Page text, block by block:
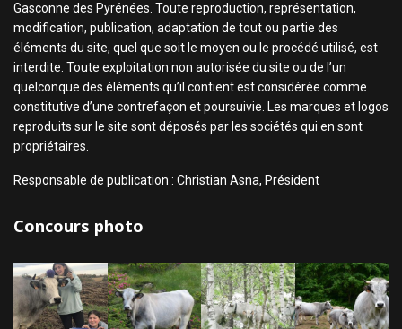
Gasconne des Pyrénées. Toute reproduction, représentation,
modification, publication, adaptation de tout ou partie des
éléments du site, quel que soit le moyen ou le procédé utilisé, est
interdite. Toute exploitation non autorisée du site ou de l’un
quelconque des éléments qu’il contient est considérée comme
constitutive d’une contrefaçon et poursuivie. Les marques et logos
reproduits sur le site sont déposés par les sociétés qui en sont
propriétaires.
Responsable de publication : Christian Asna, Président
Concours photo